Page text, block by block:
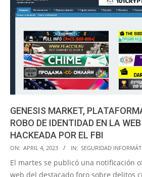
GENESIS MARKET,
ROBO DE IDENTIDAD EN LA
HACKEADA POR EL FBI
2023-
04-
04
ON: APRIL 4, 2023 IN: SEGURIDAD
El martes se publicó una notificación
web del destacado foro sobre delitos